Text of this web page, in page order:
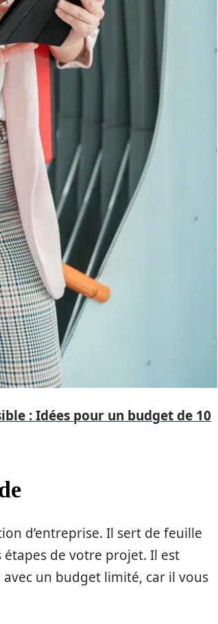
: Idées pour un budget de 10
d’entreprise. Il sert de feuille
de votre projet. Il est
un budget limité, car il vous